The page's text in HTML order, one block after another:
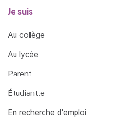
Je suis
Au collège
Au lycée
Parent
Étudiant.e
En recherche d'emploi